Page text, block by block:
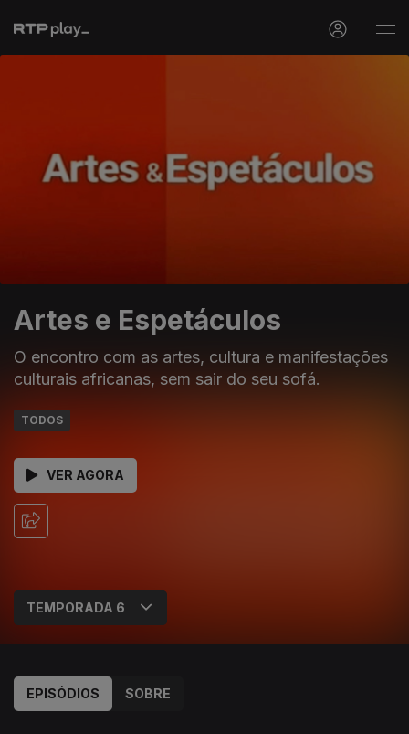
Artes e Espetáculos
O encontro com as artes, cultura e manifestações
culturais africanas, sem sair do seu sofá.
TODOS
VER AGORA
EPISÓDIOS SOBRE